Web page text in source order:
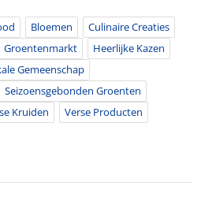
Bloemen
Culinaire Creaties
Groentenmarkt
Heerlijke Kazen
Gemeenschap
Seizoensgebonden Groenten
Kruiden
Verse Producten